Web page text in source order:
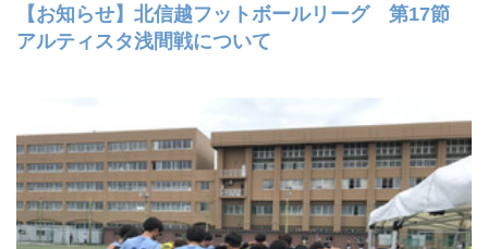
【お知らせ】北信越フットボールリーグ 第17節
アルティスタ浅間戦について